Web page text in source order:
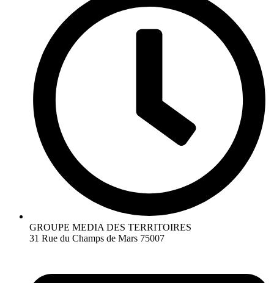
GROUPE MEDIA DES TERRITOIRES
31 Rue du Champs de Mars 75007